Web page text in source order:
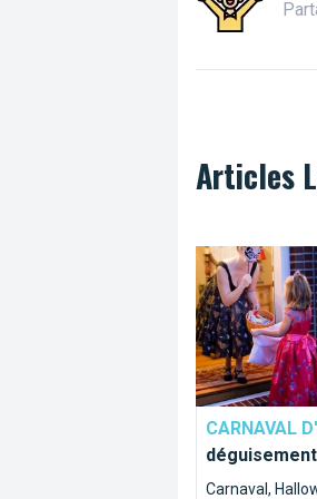
Articles
CARNAVAL
Carnaval,
Où trouver un